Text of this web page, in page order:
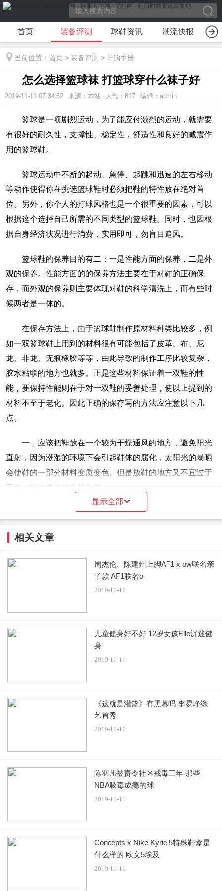
首页 装备评测 球鞋资讯 潮流快报
当前位置： 首页 > 装备评测 > 导购手册
怎么选择篮球袜 打篮球穿什么袜子好
2019-11-11 07:34:52 来源：本站 人气：817 编辑：admin
篮球是一项剧烈运动，为了能应付激烈的运动，就需要
有很好的耐久性，支撑性、稳定性，舒适性和良好的减震作
用的篮球鞋。
篮球运动中不断的起动、急停、起跳和迅速的左右移动
等动作使得你在挑选篮球鞋时必须把鞋的特性放在绝对首
位。另外，你个人的打球风格也是一个很重要的因素，可以
根据这个选择自己所需的不同类型的篮球鞋。同时，也因根
据自身经济状况进行消费，实用即可，勿盲目追风。
篮球鞋的保养目的有二：一是性能方面的保养，二是外
观的保养。性能方面的的保养方法主要在于对鞋的正确保
存，而外观的保养则主要体现对鞋的科学清洗上，而有些时
候两者是一体的。
在保存方法上，由于篮球鞋制作原材料种类比较多，例
如一双篮球鞋上用到的材料很有可能包括了皮革、布、尼
龙、非龙、无痕橡胶等等，由此导致的制作工序比较复杂，
胶水粘联的地方也就多。正是这些材料保证着一双鞋的性
能，要保持性能则在于对一双鞋的妥善处理，使以上提到的
材料不至于老化。因此正确的保存写的方法应注意以下几
点。
一，应该把鞋放在一个较为干燥通风的地方，避免阳光
直射，因为潮湿的环境下会引起鞋体的腐化，太阳光的暴晒
会使鞋的一部分材料变质变色。但是放鞋的地方又不宜过于
干燥，因为导致皮革的龟裂。
二，保存鞋的时候，应该在鞋内塞上柔软的纸团，这样
部的干燥，而且有利于保持鞋形的固定，不至于在使用过后
&ldquo;垮掉&rdquo;。
三，特别需要提出的是对于收藏型的保存，最好买一些
大限度的与空气隔离，防止较长一段时间内空气对鞋不断的
氧化。例如nike的可见气垫如max air或者乔丹11代、16代的
外底在几年时间内就会慢慢变黄，用收缩膜来保持原有的颜
显示全部
相关文章
周杰伦、陈建州上脚AF1 x ow联名亲
子款 AF1联名o
2019-11-11
儿童健身好不好 12岁女孩Elle沉迷健
身
2019-11-11
《这就是灌篮》有黑幕吗 李易峰综
艺首秀
2019-11-11
陈羽凡被责令社区戒毒三年 那些
NBA吸毒成瘾的球
2019-11-11
Concepts x Nike Kyrie 5特殊鞋盒是
什么样的 欧文5埃及
2019-11-11